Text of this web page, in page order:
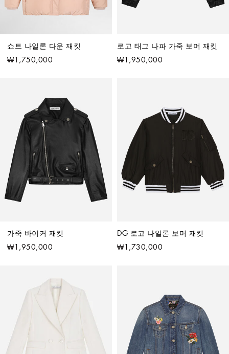
쇼트 나일론 다운 재킷
₩1,750,000
로고 태그 나파 가죽 보머 재킷
₩1,950,000
가죽 바이커 재킷
₩1,950,000
DG 로고 나일론 보머 재킷
₩1,730,000